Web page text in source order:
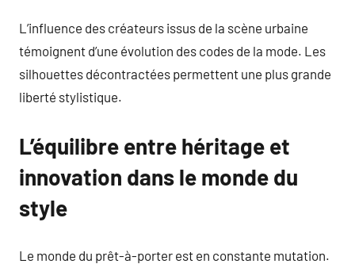
L’influence des créateurs issus de la scène urbaine
témoignent d’une évolution des codes de la mode. Les
silhouettes décontractées permettent une plus grande
liberté stylistique.
L’équilibre entre héritage et
innovation dans le monde du
style
Le monde du prêt-à-porter est en constante mutation.